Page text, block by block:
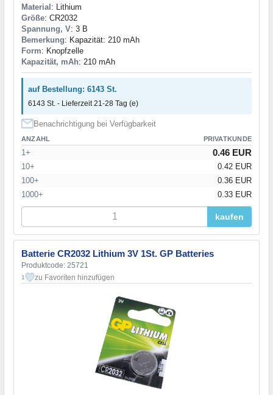
Material : Lithium
Größe: CR2032
Spannung, V: 3 В
Bemerkung: Kapazität: 210 mAh
Form: Knopfzelle
Kapazität, mAh: 210 mAh
auf Bestellung: 6143 St.
6143 St. - Lieferzeit 21-28 Tag (e)
Benachrichtigung bei Verfügbarkeit
ANZAHL PRIVATKUNDE
1+ 0.46 EUR
10+
0.42 EUR
100+
0.36 EUR
1000+
0.33 EUR
kaufen
Batterie CR2032 Lithium 3V 1St. GP Batteries
Produktcode: 25721
1 zu Favoriten hinzufügen